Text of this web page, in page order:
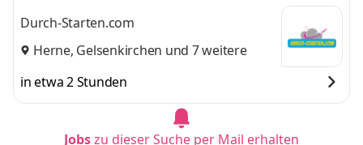
Durch-Starten.com
Herne, Gelsenkirchen und 7 weitere
in etwa 2 Stunden
Jobszu dieser Suche per Mail erhalten